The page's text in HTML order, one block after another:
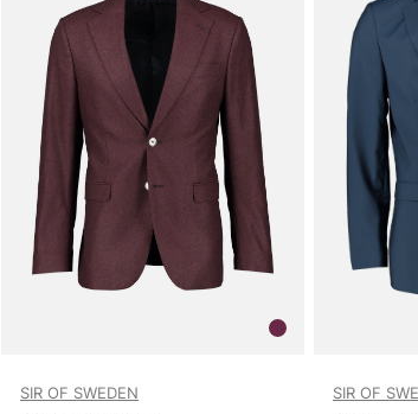
SIR OF SWEDEN SIR OF